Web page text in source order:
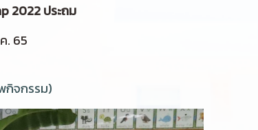
2022 ประถม
. 65
กิจกรรม)